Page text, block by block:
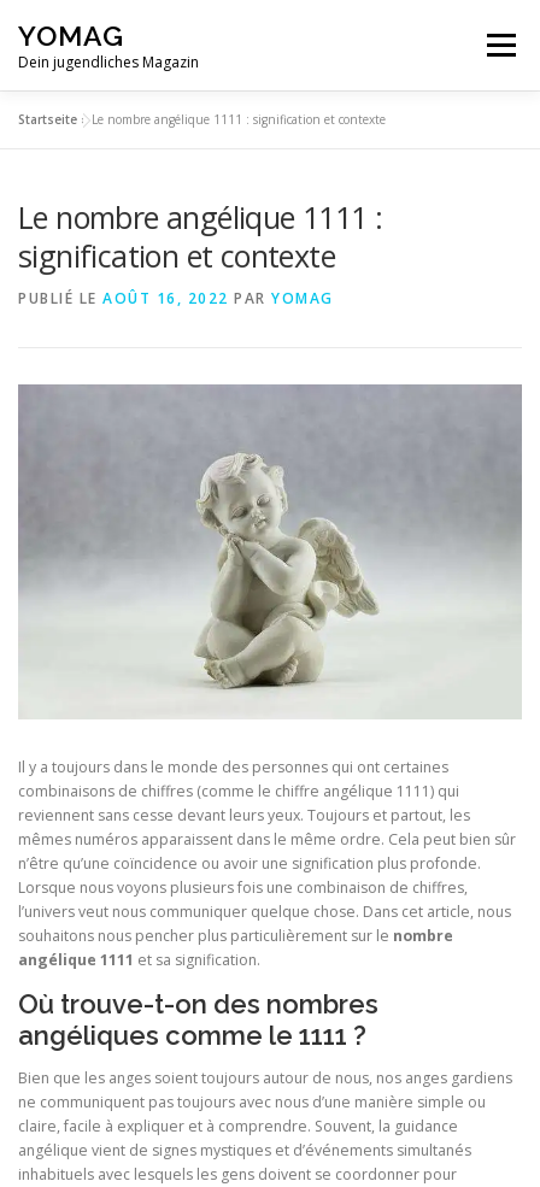
contenu
YOMAG
Dein jugendliches Magazin
Menu
Startseite »Le nombre angélique 1111 : signification et contexte
Le nombre angélique 1111 :
signification et contexte
PUBLIÉ LE AOÛT 16, 2022 PAR YOMAG
Il y a toujours dans le monde des personnes qui ont certaines
combinaisons de chiffres (comme le chiffre angélique 1111) qui
reviennent sans cesse devant leurs yeux. Toujours et partout, les
mêmes numéros apparaissent dans le même ordre. Cela peut bien sûr
n’être qu’une coïncidence ou avoir une signification plus profonde.
Lorsque nous voyons plusieurs fois une combinaison de chiffres,
l’univers veut nous communiquer quelque chose. Dans cet article, nous
souhaitons nous pencher plus particulièrement sur le nombre
angélique 1111 et sa signification.
Où trouve-t-on des nombres
angéliques comme le 1111 ?
Bien que les anges soient toujours autour de nous, nos anges gardiens
ne communiquent pas toujours avec nous d’une manière simple ou
claire, facile à expliquer et à comprendre. Souvent, la guidance
angélique vient de signes mystiques et d’événements simultanés
inhabituels avec lesquels les gens doivent se coordonner pour